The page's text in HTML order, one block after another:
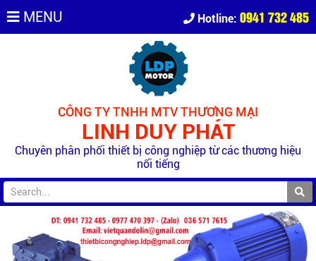
MENU Hotline: 0941 732 485
CÔNG TY TNHH MTV THƯƠNG MẠI
LINH DUY PHÁT
Chuyên phân phối thiết bị công nghiệp từ các thương hiệu
nổi tiếng